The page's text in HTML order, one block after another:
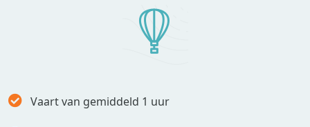
Vaart van gemiddeld 1 uur